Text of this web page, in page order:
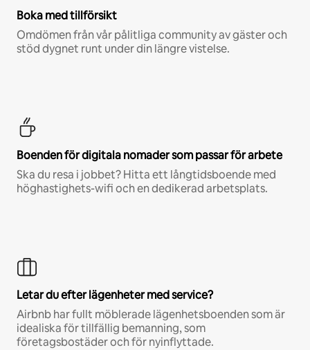
Boka med tillförsikt
Omdömen från vår pålitliga community av gäster och
stöd dygnet runt under din längre vistelse.
Boenden för digitala nomader som passar för arbete
Ska du resa i jobbet? Hitta ett långtidsboende med
höghastighets-wifi och en dedikerad arbetsplats.
Letar du efter lägenheter med service?
Airbnb har fullt möblerade lägenhetsboenden som är
idealiska för tillfällig bemanning, som
företagsbostäder och för nyinflyttade.